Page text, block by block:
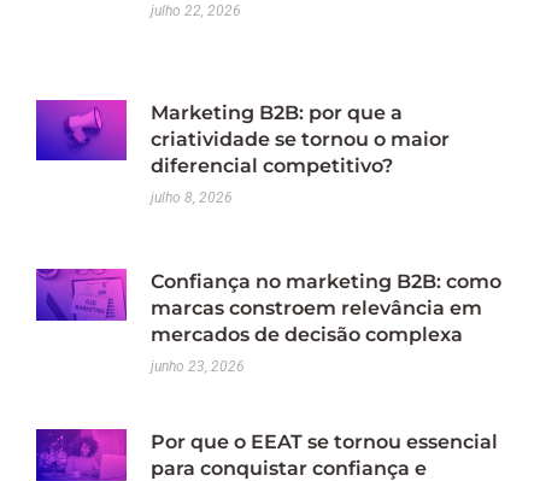
julho 22, 2026
Marketing B2B: por que a
criatividade se tornou o maior
diferencial competitivo?
julho 8, 2026
Confiança no marketing B2B: como
marcas constroem relevância em
mercados de decisão complexa
junho 23, 2026
Por que o EEAT se tornou essencial
para conquistar confiança e